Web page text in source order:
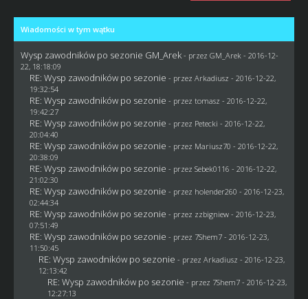
Wiadomości w tym wątku
Wysp zawodników po sezonie GM_Arek - przez GM_Arek - 2016-12-
22, 18:18:09
RE: Wysp zawodników po sezonie - przez Arkadiusz - 2016-12-22,
19:32:54
RE: Wysp zawodników po sezonie - przez tomasz - 2016-12-22,
19:42:27
RE: Wysp zawodników po sezonie - przez Petecki - 2016-12-22,
20:04:40
RE: Wysp zawodników po sezonie - przez Mariusz70 - 2016-12-22,
20:38:09
RE: Wysp zawodników po sezonie - przez Sebek0116 - 2016-12-22,
21:02:30
RE: Wysp zawodników po sezonie - przez holender260 - 2016-12-23,
02:44:34
RE: Wysp zawodników po sezonie - przez zzbigniew- 2016-12-23,
07:51:49
RE: Wysp zawodników po sezonie - przez 7Shem7- 2016-12-23,
11:50:45
RE: Wysp zawodników po sezonie - przez Arkadiusz - 2016-12-23,
12:13:42
RE: Wysp zawodników po sezonie - przez 7Shem7- 2016-12-23,
12:27:13